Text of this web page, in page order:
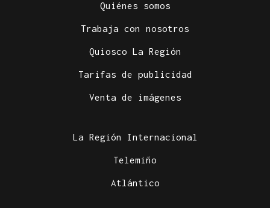
Quiénes somos
Trabaja con nosotros
Quiosco La Región
Tarifas de publicidad
Venta de imágenes
La Región Internacional
Telemiño
Atlántico